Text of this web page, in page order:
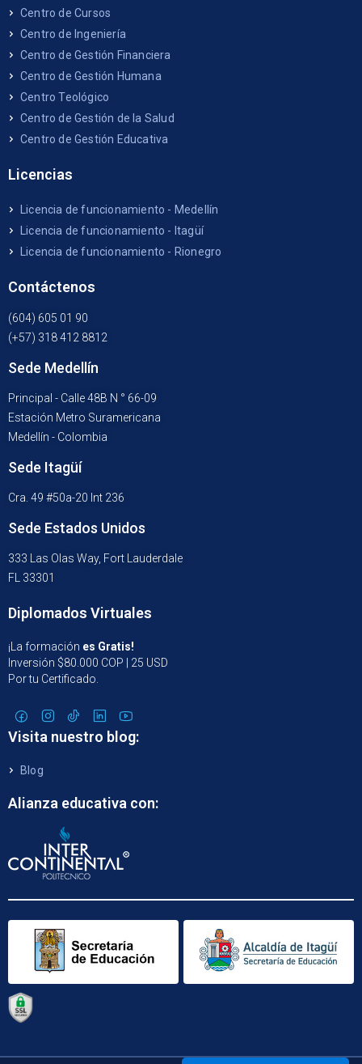
Centro de Cursos
Centro de Ingeniería
Centro de Gestión Financiera
Centro de Gestión Humana
Centro Teológico
Centro de Gestión de la Salud
Centro de Gestión Educativa
Licencias
Licencia de funcionamiento - Medellín
Licencia de funcionamiento - Itagüí
Licencia de funcionamiento - Rionegro
Contáctenos
(604) 605 01 90
(+57) 318 412 8812
Sede Medellín
Principal - Calle 48B N ° 66-09
Estación Metro Suramericana
Medellín - Colombia
Sede Itagüí
Cra. 49 #50a-20 Int 236
Sede Estados Unidos
333 Las Olas Way, Fort Lauderdale
FL 33301
Diplomados Virtuales
¡La formación es Gratis!
Inversión $80.000 COP | 25 USD
Por tu Certificado.
Visita nuestro blog:
Blog
Alianza educativa con: